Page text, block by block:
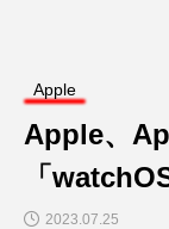
Apple
Apple、
「
2023.07.25